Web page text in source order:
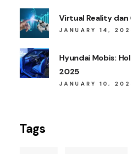
Virtual Reality dan
JANUARY 14,
Hyundai Mobis:
2025
JANUARY 10,
Tags